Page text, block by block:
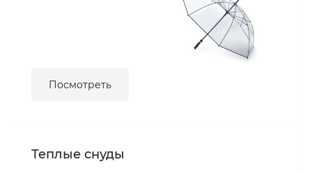
Посмотреть
Теплые снуды